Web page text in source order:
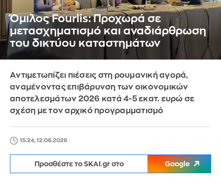
Όμιλος Fourlis: Προχωρά σε
μετασχηματισμό και αναδιάρθρωση
του δικτύου καταστημάτων
Aντιμετωπίζει πιέσεις στη ρουμανική αγορά,
αναμένοντας επιβάρυνση των οικονομικών
αποτελεσμάτων 2026 κατά 4-5 εκατ. ευρώ σε
σχέση με τον αρχικό προγραμματισμό
15:24, 12.06.2026
Προσθέστε το SKAI.gr στο Google